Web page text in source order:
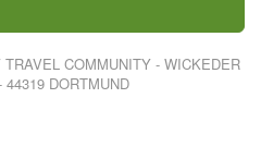
COMMUNITY - WICKEDER
44319 DORTMUND